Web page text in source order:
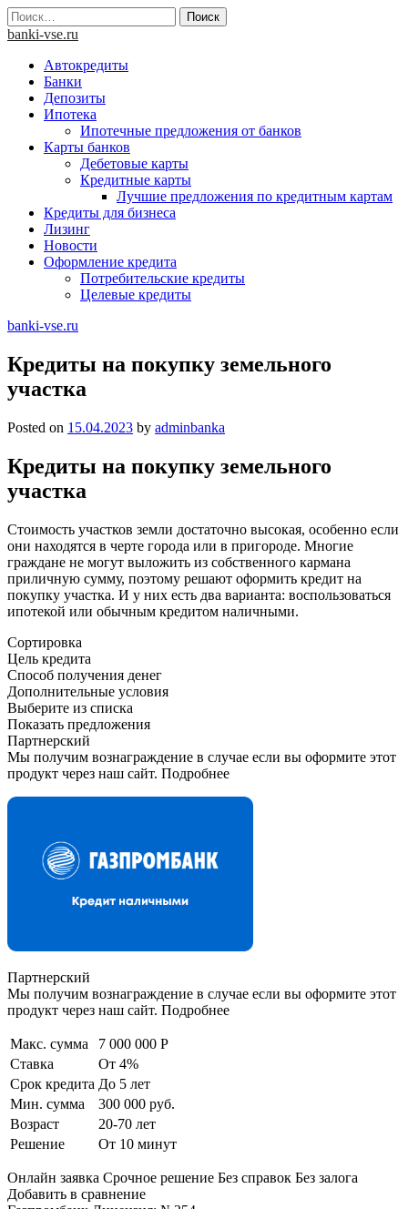
Skip
to
Найти:
banki-vse.ru
Автокредиты
Банки
Депозиты
Ипотека
Ипотечные предложения от банков
Карты банков
Дебетовые карты
Кредитные карты
Лучшие предложения по кредитным картам
Кредиты для бизнеса
Лизинг
Новости
Оформление кредита
Потребительские кредиты
Целевые кредиты
banki-vse.ru
Кредиты на покупку земельного
участка
Posted on 15.04.2023 by adminbanka
Кредиты на покупку земельного
участка
Стоимость участков земли достаточно высокая, особенно если
они находятся в черте города или в пригороде. Многие
граждане не могут выложить из собственного кармана
приличную сумму, поэтому решают оформить кредит на
покупку участка. И у них есть два варианта: воспользоваться
ипотекой или обычным кредитом наличными.
Сортировка
Цель кредита
Способ получения денег
Дополнительные условия
Выберите из списка
Показать предложения
Партнерский
Мы получим вознаграждение в случае если вы оформите этот
продукт через наш сайт. Подробнее
Партнерский
Мы получим вознаграждение в случае если вы оформите этот
продукт через наш сайт. Подробнее
Макс. сумма
7 000 000 Р
Ставка
От 4%
Срок кредита До 5 лет
Мин. сумма
300 000 руб.
Возраст
20-70 лет
Решение
От 10 минут
Онлайн заявка Срочное решение Без справок Без залога
Добавить в сравнение